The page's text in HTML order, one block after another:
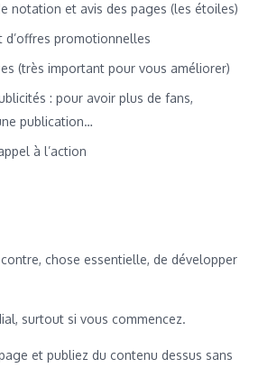
notation et avis des pages (les étoiles)
d’offres promotionnelles
(très important pour vous améliorer)
: pour avoir plus de fans,
publication…
à l’action
chose essentielle, de développer
surtout si vous commencez.
et publiez du contenu dessus sans